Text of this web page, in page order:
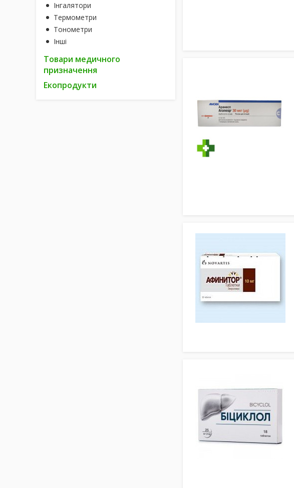
Інгалятори
Термометри
Тонометри
Інші
Товари медичного
призначення
Екопродукти